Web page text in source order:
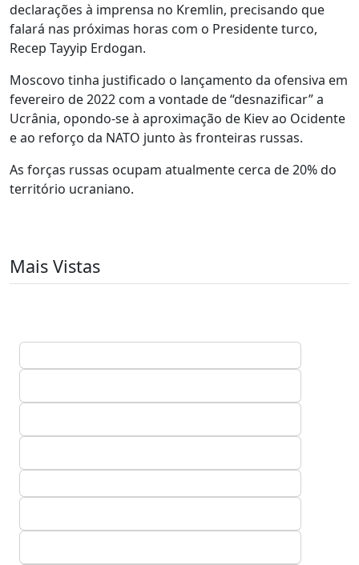
declarações à imprensa no Kremlin, precisando que
falará nas próximas horas com o Presidente turco,
Recep Tayyip Erdogan.
Moscovo tinha justificado o lançamento da ofensiva em
fevereiro de 2022 com a vontade de “desnazificar” a
Ucrânia, opondo-se à aproximação de Kiev ao Ocidente
e ao reforço da NATO junto às fronteiras russas.
As forças russas ocupam atualmente cerca de 20% do
território ucraniano.
Mais Vistas